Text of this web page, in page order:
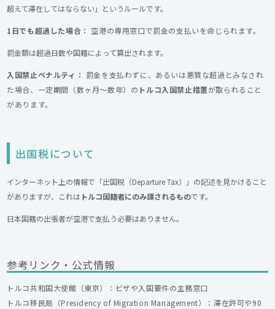
超えて滞在してはならない」というルールです。
1日でも超過した場合： 空港の専用窓口で罰金の支払いを命じられます。
罰金額は超過日数や国籍によって算出されます。
入国禁止ペナルティ： 罰金を支払わずに、あるいは悪質な超過とみなされ
た場合、一定期間（数ヶ月〜数年）の トルコ入国禁止措置が取られること
があります。
出国税について
インターネット上の情報で「出国税（Departure Tax）」の記述を見かけること
がありますが、これは トルコ国籍者にのみ課されるものです。
日本国籍の出張者が空港で支払う必要はありません。
参考リンク・公式情報
トルコ共和国大使館（東京）
：ビザや入国要件の主務窓口
トルコ移民局（Presidency of Migration Management）
：滞在許可や90